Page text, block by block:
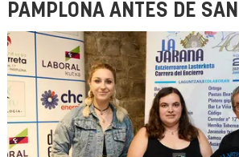
PAMPLONA ANTES DE